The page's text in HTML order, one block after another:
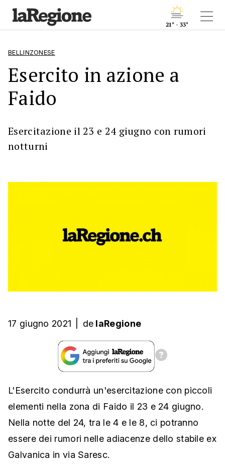
21° - 33°
BELLINZONESE
Esercito in azione a
Faido
Esercitazione il 23 e 24 giugno con rumori
notturni
17 giugno 2021 de laRegione
L'Esercito condurrà un'esercitazione con piccoli
elementi nella zona di Faido il 23 e 24 giugno.
Nella notte del 24, tra le 4 e le 8, ci potranno
essere dei rumori nelle adiacenze dello stabile ex
Galvanica in via Saresc.